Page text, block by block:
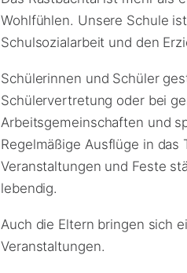
Wohlfühlen. Unsere Schule
Schulsozialarbeit und den
Schülerinnen und Schüler
Schülervertretung oder bei
Arbeitsgemeinschaften und
Regelmäßige Ausflüge in
Veranstaltungen und Feste
lebendig.
Auch die Eltern bringen sich
Veranstaltungen.